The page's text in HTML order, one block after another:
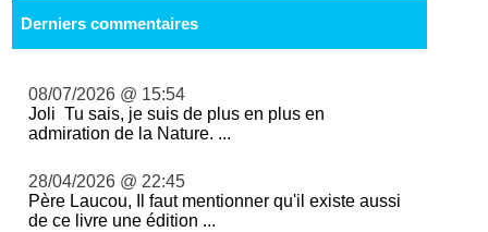
Derniers commentaires
08/07/2026 @ 15:54
Joli Tu sais, je suis de plus en plus en
admiration de la Nature. ...
28/04/2026 @ 22:45
Père Laucou, Il faut mentionner qu'il existe aussi
de ce livre une édition ...